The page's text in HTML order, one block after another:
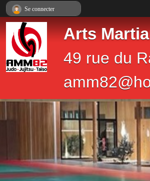
Arts
49 rue du
Se connecter
Panneau de gestion des cookies